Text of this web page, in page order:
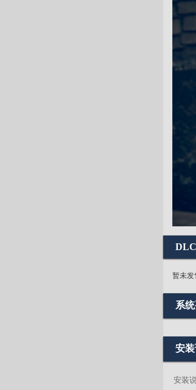
DLC
暂未发
系
安
安装